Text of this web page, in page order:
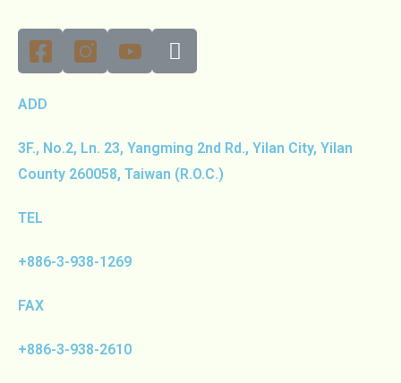
ADD
3F., No.2, Ln. 23, Yangming 2nd Rd., Yilan City, Yilan
County 260058, Taiwan (R.O.C.)
TEL
+886-3-938-1269
FAX
+886-3-938-2610